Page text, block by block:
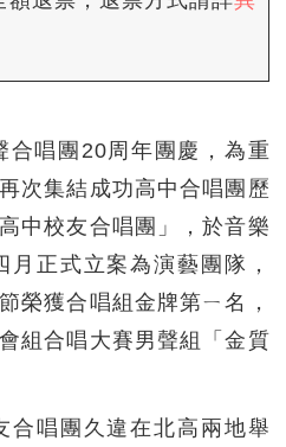
合唱團20周年團慶，為重
次集結成功高中合唱團歷
中校友合唱團」，於音樂
正式立案為演藝團隊，
榮獲合唱組金牌第ㄧ名，
組合唱大賽男聲組「金質
合唱團久違在北高兩地舉